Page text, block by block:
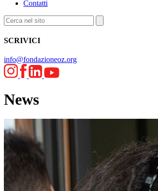
Contatti
SCRIVICI
info@fondazioneoz.org
News